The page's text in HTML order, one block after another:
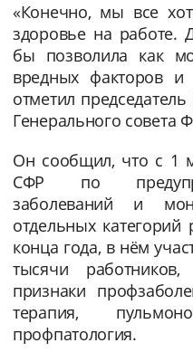
Воспроизвести
Вернуть
«Конечно, мы все
здоровье на работе.
бы позволила как
вредных факторов
отметил
Генерального совета
Он сообщил, что с 1
СФР по
заболеваний и
отдельных категорий
конца года, в нём
тысячи
признаки
терапия,
профпатология.